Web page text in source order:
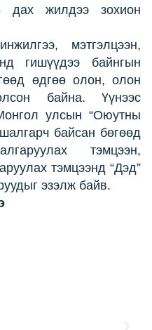
дах жилдээ зохион
мэтгэлцээн,
гишүүдээ байнгын
өдгөө олон, олон
байна. Үүнээс
улсын “Оюутны
байсан бөгөөд
тэмцээн,
тэмцээнд “Дэд”
эзэлж байв.